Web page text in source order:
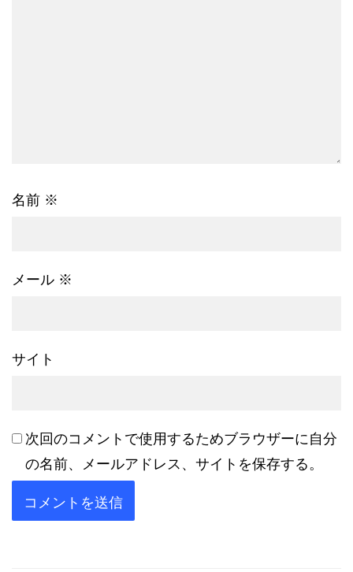
名前 ※
メール ※
サイト
次回のコメントで使用するためブラウザーに自分
の名前、メールアドレス、サイトを保存する。